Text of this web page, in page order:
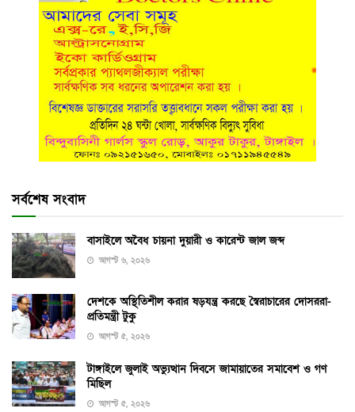
সর্বশেষ সংবাদ
বাসাইলে অবৈধ চায়না দুয়ারী ও কারেন্ট জাল জব্দ
আগস্ট ৬, ২০২৬
দেশকে অস্থিতিশীল করার ষড়যন্ত্র করছে স্বৈরাচারের দোসররা-
প্রতিমন্ত্রী টুকু
আগস্ট ৫, ২০২৬
টাঙ্গাইলে জুলাই অভ্যুত্থান দিবসে জামায়াতের সমাবেশ ও গণ
মিছিল
আগস্ট ৫, ২০২৬